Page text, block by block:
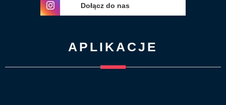
Dołącz do nas
APLIKACJE